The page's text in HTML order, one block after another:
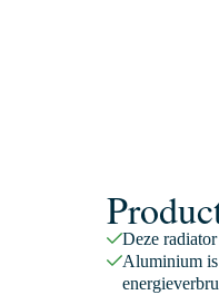
Deze
Aluminium is